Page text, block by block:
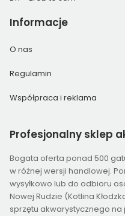
Informacje
O nas
Regulamin
Współpraca i reklama
Profesjonalny sklep
Bogata oferta ponad 500
w różnej wersji handlowej.
wysyłkowo lub do odbioru
Nowej Rudzie (Kotlina
sprzętu akwarystycznego na